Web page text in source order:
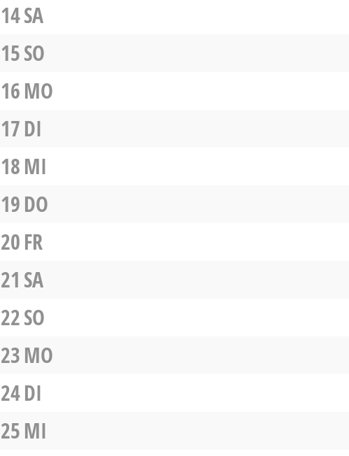
14SA
15SO
16MO
17DI
18MI
19DO
20FR
21 SA
22SO
23MO
24DI
25MI